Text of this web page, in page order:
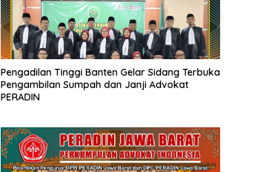
Pengadilan Tinggi Banten Gelar Sidang Terbuka
Pengambilan Sumpah dan Janji Advokat
PERADIN